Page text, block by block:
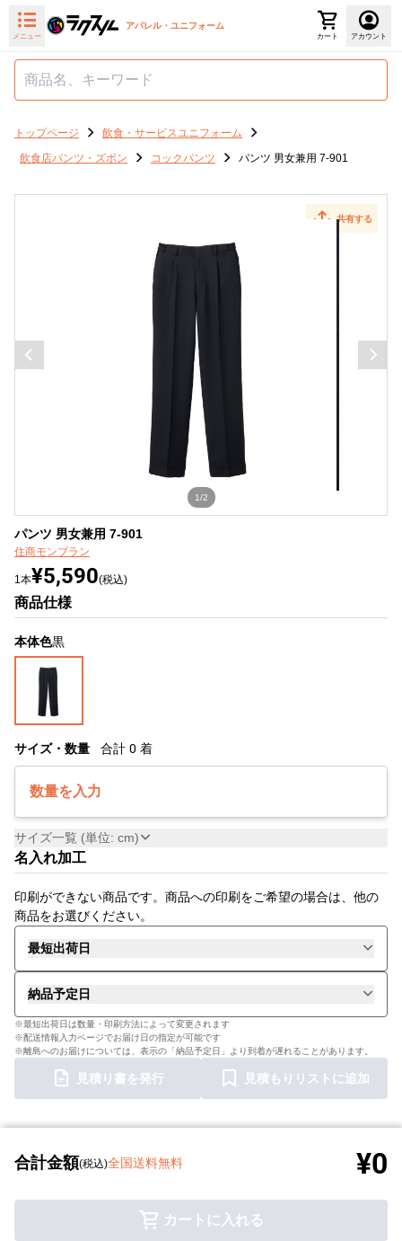
メニュー
アパレル・ユニフォーム
カート アカウント
トップページ
飲食・サービスユニフォーム
飲食店パンツ・ズボン
コックパンツ パンツ 男女兼用 7-901
共有する
1/2
パンツ 男女兼用 7-901
住商モンブラン
1本¥5,590(税込)
商品仕様
本体色黒
サイズ・数量 合計 0 着
数量を入力
サイズ一覧 (単位: cm)
名入れ加工
印刷ができない商品です。商品への印刷をご希望の場合は、他の
商品をお選びください。
最短出荷日
納品予定日
※最短出荷日は数量・印刷方法によって変更されます
※配送情報入力ページでお届け日の指定が可能です
※離島へのお届けについては、表示の「納品予定日」より到着が遅れることがあります。
見積り書を発行 見積もりリストに追加
合計金額(税込)全国送料無料 ¥0
カートに入れる